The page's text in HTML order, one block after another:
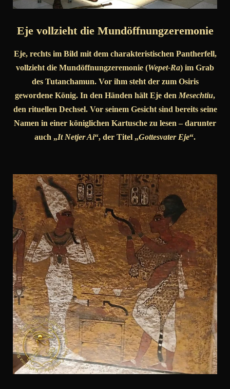
Eje vollzieht die Mundöffnungzeremonie
Eje, rechts im Bild mit dem charakteristischen Pantherfell,
vollzieht die Mundöffnungzeremonie (Wepet-Ra) im Grab
des Tutanchamun. Vor ihm steht der zum Osiris
gewordene König. In den Händen hält Eje den Mesechtiu,
den rituellen Dechsel. Vor seinem Gesicht sind bereits seine
Namen in einer königlichen Kartusche zu lesen – darunter
auch „It Netjer Ai“, der Titel „Gottesvater Eje“.